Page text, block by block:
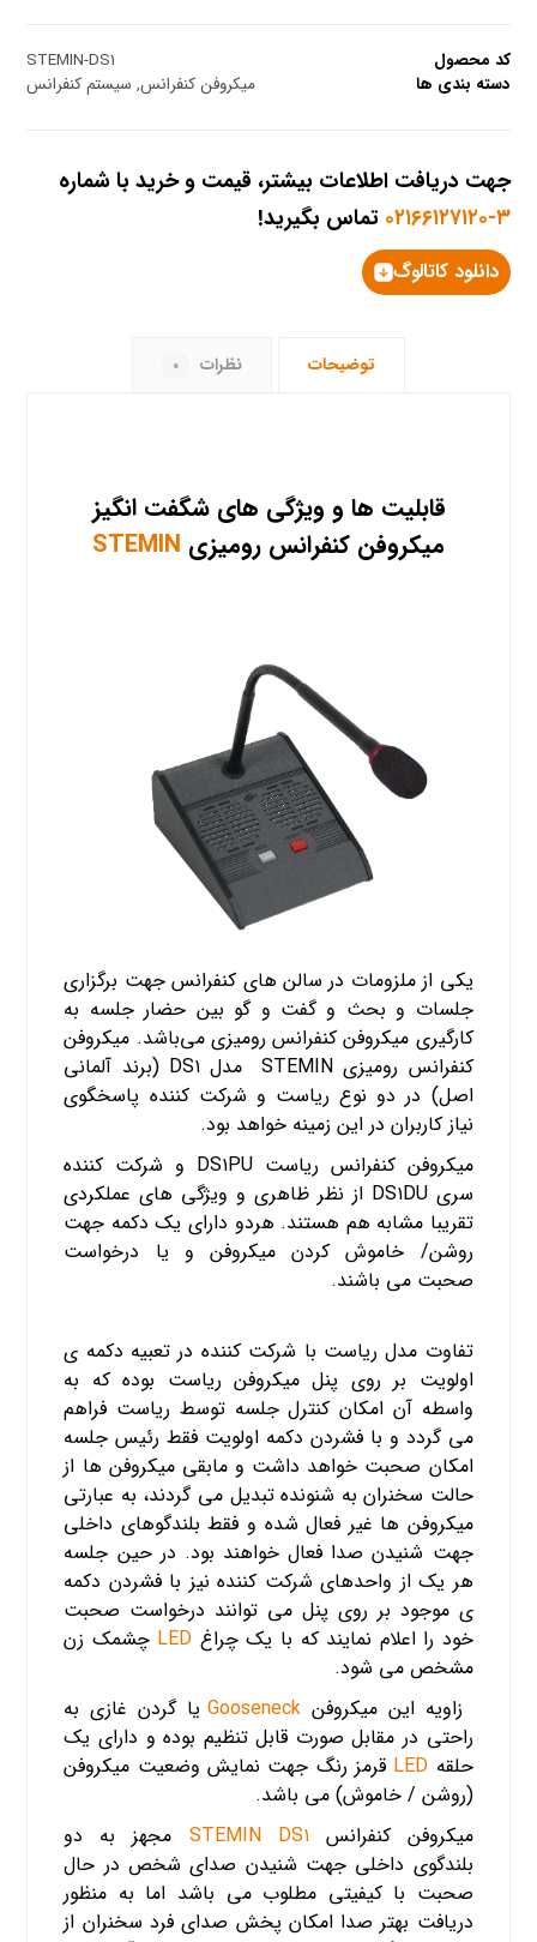
کد محصول
STEMIN-DS۱
دسته بندی ها
میکروفن کنفرانس, سیستم کنفرانس
جهت دریافت اطلاعات بیشتر، قیمت و خرید با شماره
۳-۰۲۱۶۶۱۲۷۱۲۰
تماس بگیرید!
دانلود کاتالوگ
توضیحات نظرات ۰
قابلیت ها و ویژگی های شگفت انگیز
میکروفن کنفرانس رومیزی STEMIN
یکی از ملزومات در سالن های کنفرانس جهت برگزاری
جلسات و بحث و گفت و گو بین حضار جلسه به
کارگیری میکروفن کنفرانس رومیزی می‌باشد. میکروفن
کنفرانس رومیزی STEMIN مدل DS۱ (برند آلمانی
اصل) در دو نوع ریاست و شرکت کننده پاسخگوی
نیاز کاربران در این زمینه خواهد بود.
میکروفن کنفرانس ریاست DS۱PU و شرکت کننده
سری DS۱DU از نظر ظاهری و ویژگی های عملکردی
تقریبا مشابه هم هستند. هردو دارای یک دکمه جهت
روشن/ خاموش کردن میکروفن و یا درخواست
صحبت می باشند.
تفاوت مدل ریاست با شرکت کننده در تعبیه دکمه ی
اولویت بر روی پنل میکروفن ریاست بوده که به
واسطه آن امکان کنترل جلسه توسط ریاست فراهم
می گردد و با فشردن دکمه اولویت فقط رئیس جلسه
امکان صحبت خواهد داشت و مابقی میکروفن ها از
حالت سخنران به شنونده تبدیل می گردند، به عبارتی
میکروفن ها غیر فعال شده و فقط بلندگوهای داخلی
جهت شنیدن صدا فعال خواهند بود. در حین جلسه
هر یک از واحدهای شرکت کننده نیز با فشردن دکمه
ی موجود بر روی پنل می توانند درخواست صحبت
خود را اعلام نمایند که با یک چراغ LED چشمک زن
مشخص می شود.
زاویه این میکروفنGooseneck یا گردن غازی به
راحتی در مقابل صورت قابل تنظیم بوده و دارای یک
حلقه LED قرمز رنگ جهت نمایش وضعیت میکروفن
(روشن / خاموش) می باشد.
میکروفن کنفرانسSTEMIN DS۱ مجهز به دو
بلندگوی داخلی جهت شنیدن صدای شخص در حال
صحبت با کیفیتی مطلوب می باشد اما به منظور
دریافت بهتر صدا امکان پخش صدای فرد سخنران از